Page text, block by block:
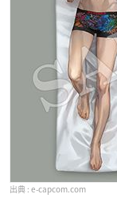
e-capcom.com